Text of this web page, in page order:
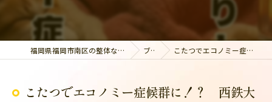
福岡県福岡市南区の整体なら美容整骨サロン plume ブログ こたつでエコノミー症候群に！？ 西鉄大橋駅
こたつでエコノミー症候群に！？ 西鉄大